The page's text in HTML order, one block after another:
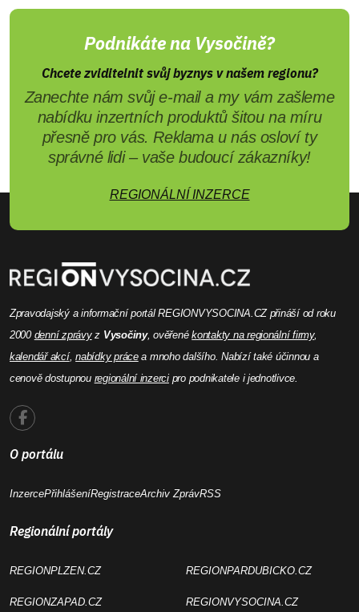
Podnikáte na Vysočině?
Chcete zviditelnit svůj byznys v našem regionu?
Zanechte nám svůj e-mail a my vám zašleme
nabídku inzertních produktů šitou na míru
přesně pro vás. Reklama u nás osloví ty
správné lidi – vaše budoucí zákazníky!
REGIONÁLNÍ INZERCE
Zpravodajský a informační portál REGIONVYSOCINA.CZ přináší od roku
2000 denní zprávyz Vysočiny, ověřenékontakty na regionální firmy,
kalendář akcí,nabídky prácea mnoho dalšího. Nabízí také účinnou a
cenově dostupnou regionální inzercipro podnikatele i jednotlivce.
O portálu
InzercePřihlášeníRegistraceArchiv ZprávRSS
Regionální portály
REGIONPLZEN.CZ
REGIONZAPAD.CZ
REGIONPARDUBICKO.CZ
REGIONVYSOCINA.CZ